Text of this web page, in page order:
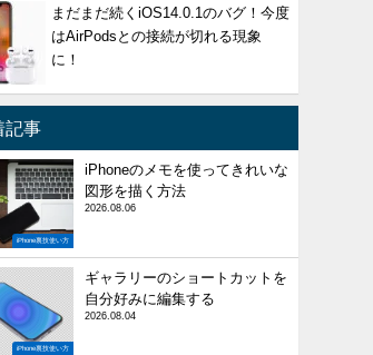
まだまだ続くiOS14.0.1のバグ！今度
はAirPodsとの接続が切れる現象
に！
記事
iPhone裏技使い方
iPhoneのメモを使ってきれいな
図形を描く方法
2026.08.06
iPhone裏技使い方
ギャラリーのショートカットを
自分好みに編集する
2026.08.04